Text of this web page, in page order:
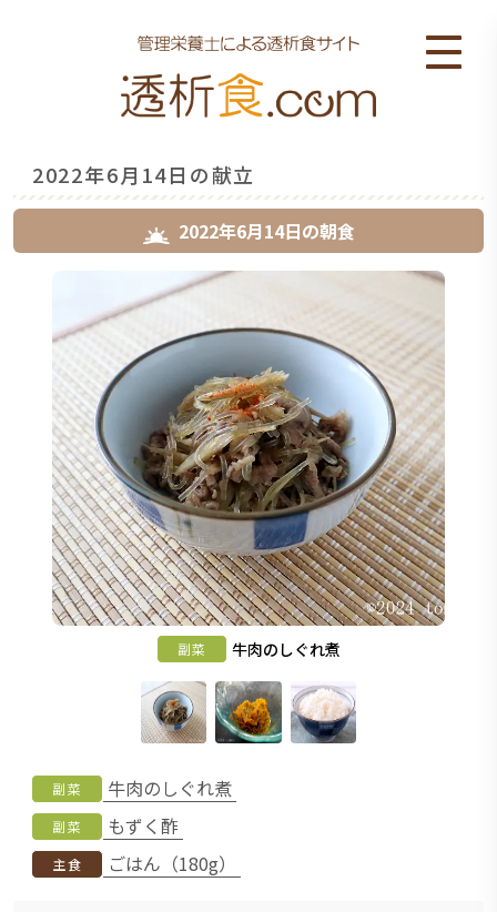
2022年6月14日の献立
2022年6月14日の朝食
副菜 牛肉のしぐれ煮
副菜 牛肉のしぐれ煮
副菜 もずく酢
主食 ごはん（180g）